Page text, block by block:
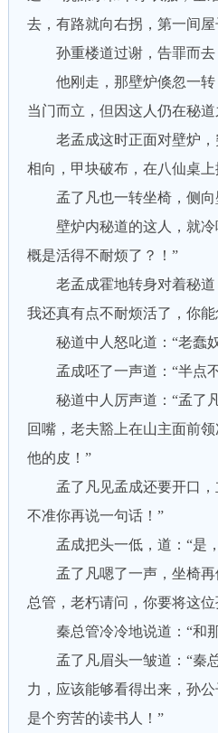
去，有路就向右拐，第一间
孙重楼道过谢，告罪而去
他刚走，那壁炉倏忽一转
当门而立，但因这人仍在秘
老孟成这时正面对壁炉，
相向，甲块破布，在八仙桌上
孟了凡也一转坐椅，侧向
壁炉内秘道的这人，就冷
概是活得不耐烦了？！”
老孟成霍地转身对着秘道
我还真有点不耐烦活了，你能
秘道中人怒叱道：“老蠢奴
孟成呸了一声道：“半点不
秘道中人厉声道：“孟了
回嘴，老夫豁上在山主面前
他的皮！”
孟了凡见孟成还要开口，
不准你再说一句话！”
孟成把头一低，道：“是
孟了凡嗯了一声，坐椅再
总管，老朽请问，你要将这
秦总管冷冷地说道：“和那
孟了凡眉头一皱道：“秦
力，应该能够看得出来，孙
是个穷苦的读书人！”